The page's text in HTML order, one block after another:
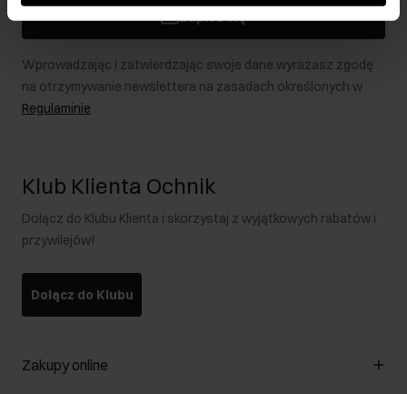
Zapisz się
Wprowadzając i zatwierdzając swoje dane wyrażasz zgodę
na otrzymywanie newslettera na zasadach określonych w
Regulaminie.
Klub Klienta Ochnik
Dołącz do Klubu Klienta i skorzystaj z wyjątkowych rabatów i
przywilejów!
Dołącz do Klubu
Zakupy online